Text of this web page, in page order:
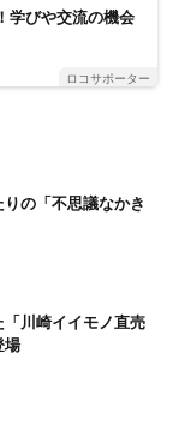
学びや交流の機会
ロコサポーター
の「不思議なかき
川崎イイモノ直売
場